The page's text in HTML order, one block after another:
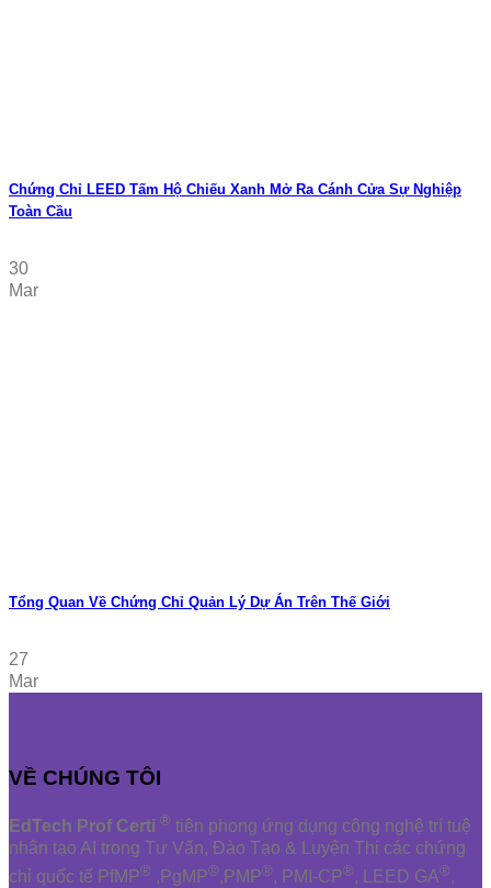
Chứng Chỉ LEED Tấm Hộ Chiếu Xanh Mở Ra Cánh Cửa Sự Nghiệp
Toàn Cầu
30
Mar
Tổng Quan Về Chứng Chỉ Quản Lý Dự Án Trên Thế Giới
27
Mar
VỀ CHÚNG TÔI
EdTech Prof Certi ® tiên phong ứng dụng công nghệ trí tuệ
nhân tạo AI trong Tư Vấn, Đào Tạo & Luyện Thi các chứng
chỉ quốc tế PfMP® ,PgMP®,PMP®, PMI-CP®, LEED GA®,